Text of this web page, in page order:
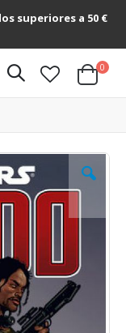
superiores a 50 €
Cart
0